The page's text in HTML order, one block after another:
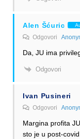
Alen Šćuric
Odgovori
Da, JU ima
Odgovori
Ivan Pusineri
Odgovori
Margina profita
sto je u post-